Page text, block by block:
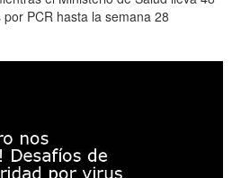
PCR hasta la semana 28